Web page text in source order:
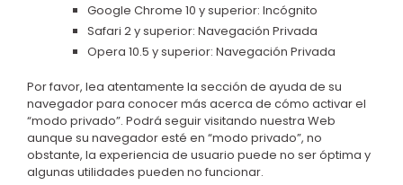
Google Chrome 10 y superior: Incógnito
Safari 2 y superior: Navegación Privada
Opera 10.5 y superior: Navegación Privada
Por favor, lea atentamente la sección de ayuda de su
navegador para conocer más acerca de cómo activar el
“modo privado”. Podrá seguir visitando nuestra Web
aunque su navegador esté en “modo privado”, no
obstante, la experiencia de usuario puede no ser óptima y
algunas utilidades pueden no funcionar.